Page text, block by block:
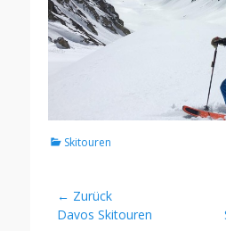
Kategorien
Skitouren
Beitragsnavigation
← Zurück
Vorheriger
Davos Skitouren